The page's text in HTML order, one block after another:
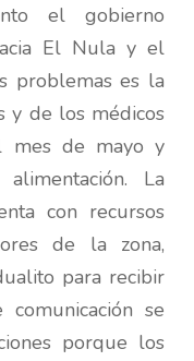
el gobierno
El Nula y el
problemas es la
y de los médicos
mes de mayo y
La
con recursos
de la zona,
para recibir
se
porque los